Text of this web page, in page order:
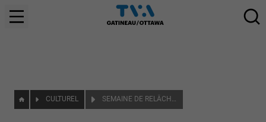
CULTUREL SEMAINE DE RELÂCHE | DES PLAISIRS D’HIVER AUX QUATRE COINS DE LA RÉGION!